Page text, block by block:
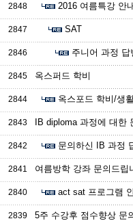
2848 2016 여름특강 안
2847 SAT
2846 주니어 과정 답
2845 옥스퍼드 학비
2844 옥스포드 학비/생
2843 IB diploma 과정에 대한
2842 문의하신 IB 과정
2841 여름방학 강좌 문의드립
2840 act sat 프로그램
2839 5주 수강후 점수향상 문